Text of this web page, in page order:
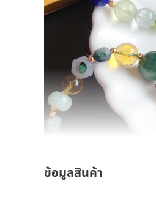
The owner's mother, of
value of jade.
ข้อมูลสินค้า